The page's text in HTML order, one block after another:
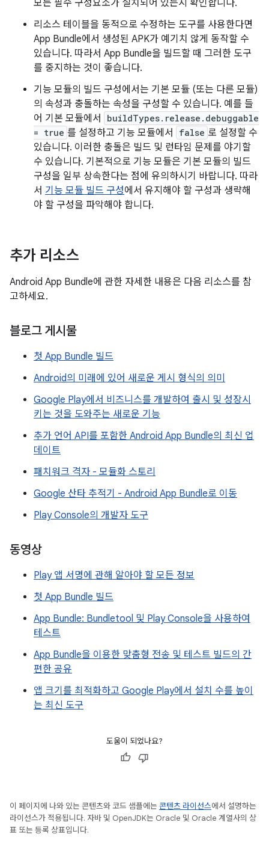
모든 필수 구성요소가 설치되어 있는지 확인합니다.
리소스 테이블을 동적으로 수정하는 도구를 사용한다면
App Bundle에서 생성된 APK가 예기치 않게 동작할 수
있습니다. 따라서 App Bundle을 빌드할 때 그러한 도구
를 중지하는 것이 좋습니다.
기능 모듈의 빌드 구성에서는 기본 모듈 (또는 다른 모듈)
의 속성과 충돌하는 속성을 구성할 수 있습니다. 예를 들
어 기본 모듈에서
buildTypes.release.debuggable
= true 를 설정하고 기능 모듈에서 false 로 설정할 수
있습니다. 이러한 충돌은 빌드 및 런타임 문제를 야기할
수 있습니다. 기본적으로 기능 모듈은 기본 모듈의 빌드
구성을 일부 상속한다는 점에 유의하시기 바랍니다. 따라
서 기능 모듈 빌드 구성에서 유지해야 할 구성과 생략해
야 할 구성을 파악해야 합니다.
추가 리소스
Android App Bundle에 관한 자세한 내용은 다음 리소스를 참
고하세요.
블로그 게시물
첫 App Bundle 빌드
Android의 미래에 있어 새로운 게시 형식의 의미
Google Play에서 비즈니스를 개발하여 출시 및 성장시
키는 것을 도와주는 새로운 기능
추가 언어 API를 포함한 Android App Bundle의 최신 업
데이트
패치워크 격자 - 모듈화 스토리
Google 산타 추적기 - Android App Bundle로 이동
Play Console의 개발자 도구
동영상
Play 앱 서명에 관해 알아야 할 모든 정보
첫 App Bundle 빌드
App Bundle: Bundletool 및 Play Console을 사용하여
테스트
App Bundle을 이용한 맞춤형 전송 및 테스트 빌드의 간
편한 공유
앱 크기를 최적화하고 Google Play에서 설치 수를 높이
는 최신 도구
도움이 되었나요?
이 페이지에 나와 있는 콘텐츠와 코드 샘플에는 콘텐츠 라이선스에서 설명하는
라이선스가 적용됩니다. 자바 및 OpenJDK는 Oracle 및 Oracle 계열사의 상
표 또는 등록 상표입니다.